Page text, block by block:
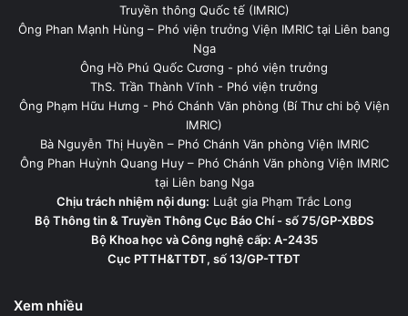
Truyền thông Quốc tế (IMRIC)
Ông Phan Mạnh Hùng – Phó viện trưởng Viện IMRIC tại Liên bang
Nga
Ông Hồ Phú Quốc Cương - phó viện trưởng
ThS. Trần Thành Vĩnh - Phó viện trưởng
Ông Phạm Hữu Hưng - Phó Chánh Văn phòng (Bí Thư chi bộ Viện
IMRIC)
Bà Nguyễn Thị Huyền – Phó Chánh Văn phòng Viện IMRIC
Ông Phan Huỳnh Quang Huy – Phó Chánh Văn phòng Viện IMRIC
tại Liên bang Nga
Chịu trách nhiệm nội dung: Luật gia Phạm Trắc Long
Bộ Thông tin & Truyền Thông Cục Báo Chí - số 75/GP-XBĐS
Bộ Khoa học và Công nghệ cấp: A-2435
Cục PTTH&TTĐT, số 13/GP-TTĐT
Xem nhiều